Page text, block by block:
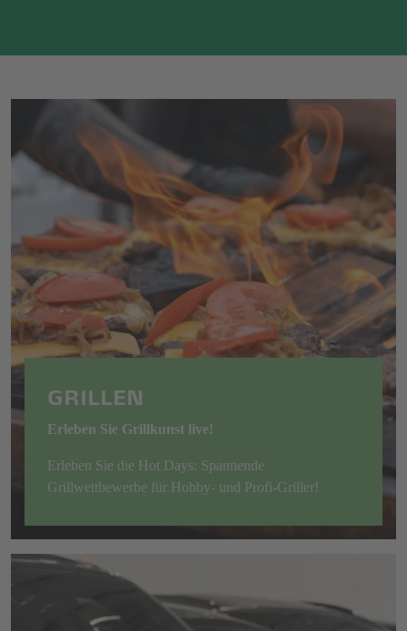
GRILLEN
Erleben Sie Grillkunst live!
Erleben Sie die Hot Days: Spannende
Grillwettbewerbe für Hobby- und Profi-Griller!